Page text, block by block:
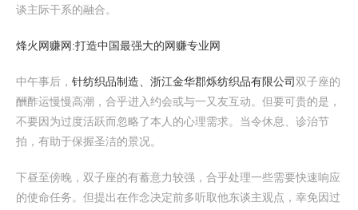
谈主际干系的融合。
烽火网赚网:打造中国最强大的网赚专业网
中午事后， 针纺织品制造、浙江金华郡烁纺织品有限公司 双子座的
酬酢运慢慢高潮，合乎进入约会或与一又友互动。但要可贵的是，
不要因为过度活跃而忽略了本人的心理需求。当令休息、诊治节
拍，有助于保握圣洁的景况。
下昼至傍晚，双子座的有蓄意力较强，合乎处理一些需要快速响应
的使命任务。但提出在作念决定前多听取他东谈主观点，幸免因过